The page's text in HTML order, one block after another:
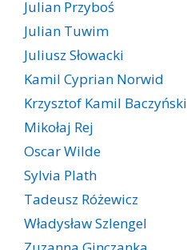
Julian Przyboś
Julian Tuwim
Juliusz Słowacki
Kamil Cyprian Norwid
Krzysztof Kamil Baczyński
Mikołaj Rej
Oscar Wilde
Sylvia Plath
Tadeusz Różewicz
Władysław Szlengel